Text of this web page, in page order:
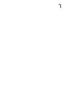
flexibiliteit en
huidige